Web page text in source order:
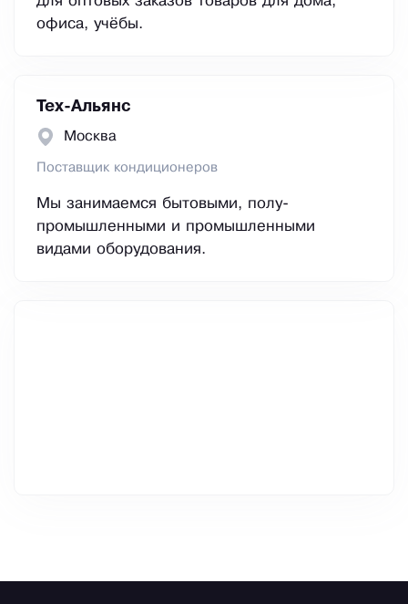
офиса, учёбы.
Тех-Альянс
Москва
Поставщик кондиционеров
Мы занимаемся бытовыми, полу-
промышленными и промышленными
видами оборудования.